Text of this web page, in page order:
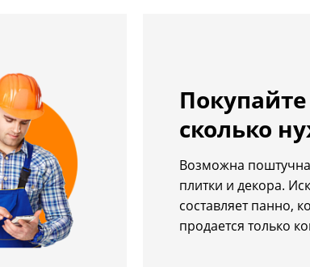
сколько
Возможна
плитки и декора.
составляет панно,
продается только